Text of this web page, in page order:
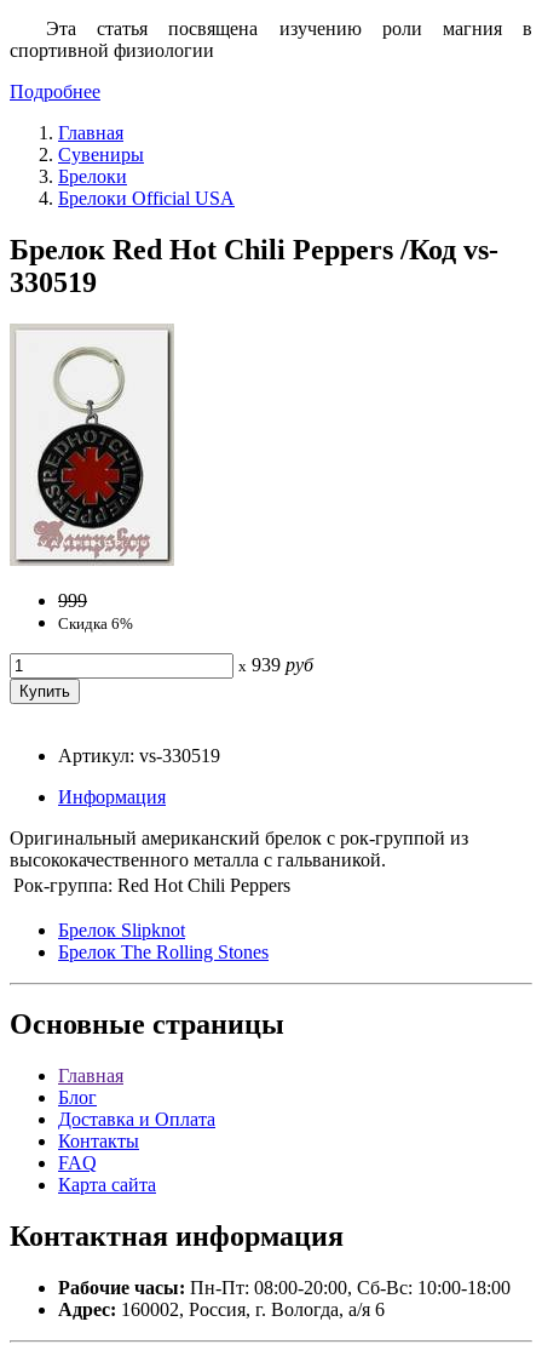
Эта статья посвящена изучению роли магния в
спортивной физиологии
Подробнее
Главная
Сувениры
Брелоки
Брелоки Official USA
Брелок Red Hot Chili Peppers /Код vs-
330519
999
Скидка 6%
x 939 руб
Артикул: vs-330519
Информация
Оригинальный американский брелок с рок-группой из
высококачественного металла с гальваникой.
Рок-группа: Red Hot Chili Peppers
Брелок Slipknot
Брелок The Rolling Stones
Основные страницы
Главная
Блог
Доставка и Оплата
Контакты
FAQ
Карта сайта
Контактная информация
Рабочие часы: Пн-Пт: 08:00-20:00, Сб-Вс: 10:00-18:00
Адрес: 160002, Россия, г. Вологда, а/я 6